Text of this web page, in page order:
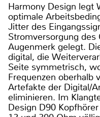
Harmony Design legt
optimale
Jitter des
Stromversorgung
Augenmerk gelegt.
digital, die
Seite symmetrisch,
Frequenzen oberhalb
Artefakte der Digital/
eliminieren. Im
Design D90